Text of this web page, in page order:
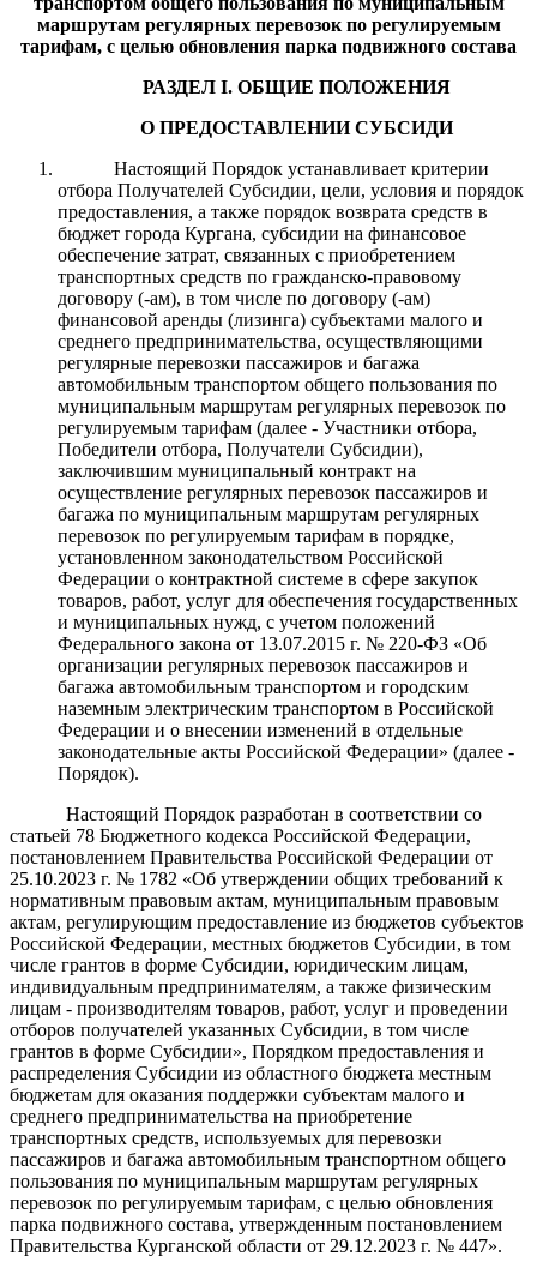
маршрутам регулярных перевозок по регулируемым
тарифам, с целью обновления парка подвижного состава
РАЗДЕЛ I. ОБЩИЕ ПОЛОЖЕНИЯ
О ПРЕДОСТАВЛЕНИИ СУБСИДИ
Настоящий Порядок устанавливает критерии
отбора Получателей Субсидии, цели, условия и порядок
предоставления, а также порядок возврата средств в
бюджет города Кургана, субсидии на финансовое
обеспечение затрат, связанных с приобретением
транспортных средств по гражданско-правовому
договору (-ам), в том числе по договору (-ам)
финансовой аренды (лизинга) субъектами малого и
среднего предпринимательства, осуществляющими
регулярные перевозки пассажиров и багажа
автомобильным транспортом общего пользования по
муниципальным маршрутам регулярных перевозок по
регулируемым тарифам (далее - Участники отбора,
Победители отбора, Получатели Субсидии),
заключившим муниципальный контракт на
осуществление регулярных перевозок пассажиров и
багажа по муниципальным маршрутам регулярных
перевозок по регулируемым тарифам в порядке,
установленном законодательством Российской
Федерации о контрактной системе в сфере закупок
товаров, работ, услуг для обеспечения государственных
и муниципальных нужд, с учетом положений
Федерального закона от 13.07.2015 г. № 220-ФЗ «Об
организации регулярных перевозок пассажиров и
багажа автомобильным транспортом и городским
наземным электрическим транспортом в Российской
Федерации и о внесении изменений в отдельные
законодательные акты Российской Федерации» (далее -
Порядок).
Настоящий Порядок разработан в соответствии со
статьей 78 Бюджетного кодекса Российской Федерации,
постановлением Правительства Российской Федерации от
25.10.2023 г. № 1782 «Об утверждении общих требований к
нормативным правовым актам, муниципальным правовым
актам, регулирующим предоставление из бюджетов субъектов
Российской Федерации, местных бюджетов Субсидии, в том
числе грантов в форме Субсидии, юридическим лицам,
индивидуальным предпринимателям, а также физическим
лицам - производителям товаров, работ, услуг и проведении
отборов получателей указанных Субсидии, в том числе
грантов в форме Субсидии», Порядком предоставления и
распределения Субсидии из областного бюджета местным
бюджетам для оказания поддержки субъектам малого и
среднего предпринимательства на приобретение
транспортных средств, используемых для перевозки
пассажиров и багажа автомобильным транспортном общего
пользования по муниципальным маршрутам регулярных
перевозок по регулируемым тарифам, с целью обновления
парка подвижного состава, утвержденным постановлением
Правительства Курганской области от 29.12.2023 г. № 447».